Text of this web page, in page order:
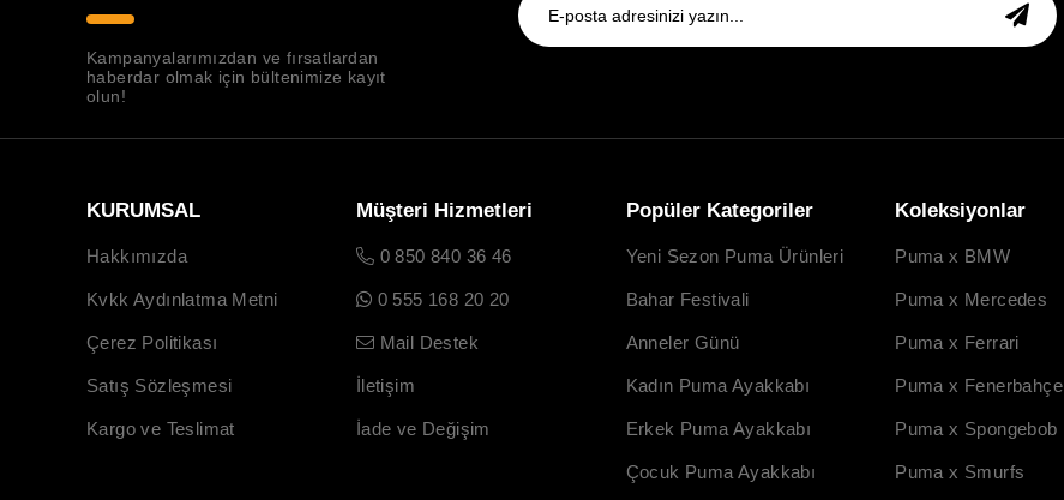
Kampanyalarımızdan ve fırsatlardan
haberdar olmak için bültenimize kayıt
olun!
KURUMSAL
Hakkımızda
Kvkk Aydınlatma Metni
Çerez Politikası
Satış Sözleşmesi
Kargo ve Teslimat
Müşteri Hizmetleri
0 850 840 36 46
0 555 168 20 20
Mail Destek
İletişim
İade ve Değişim
Popüler Kategoriler
Yeni Sezon Puma Ürünleri
Bahar Festivali
Anneler Günü
Kadın Puma Ayakkabı
Erkek Puma Ayakkabı
Çocuk Puma Ayakkabı
Koleksiyonlar
Puma x BMW
Puma x Mercedes
Puma x Ferrari
Puma x Fenerbahçe
Puma x Spongebob
Puma x Smurfs